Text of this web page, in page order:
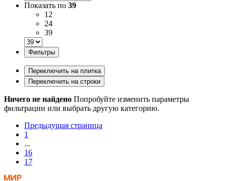
Показать по 39
12
24
39
Фильтры
Переключить на плитка
Переключить на строки
Ничего не найдено Попробуйте изменить параметры
фильтрации или выбрать другую категорию.
Предыдущая страница
1
...
16
17